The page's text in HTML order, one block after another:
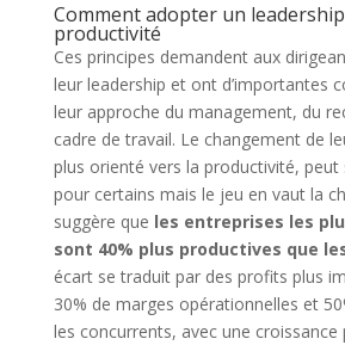
Comment adopter un
productivité
Ces principes demandent aux
leur leadership et ont d’importantes
leur approche du management, du
cadre de travail. Le changement de
plus orienté vers la productivité, peut
pour certains mais le jeu en vaut la
suggère que les entreprises les
sont 40% plus productives que
écart se traduit par des profits plus
30% de marges opérationnelles et
les concurrents, avec une croissance